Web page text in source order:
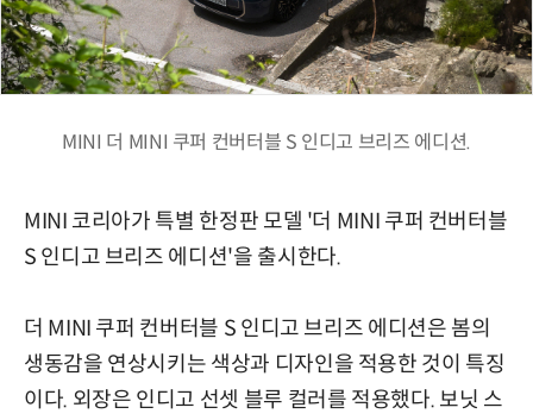
MINI 더 MINI 쿠퍼 컨버터블 S 인디고 브리즈 에디션.
MINI 코리아가 특별 한정판 모델 '더 MINI 쿠퍼 컨버터블
S 인디고 브리즈 에디션'을 출시한다.
더 MINI 쿠퍼 컨버터블 S 인디고 브리즈 에디션은 봄의
생동감을 연상시키는 색상과 디자인을 적용한 것이 특징
이다. 외장은 인디고 선셋 블루 컬러를 적용했다. 보닛 스